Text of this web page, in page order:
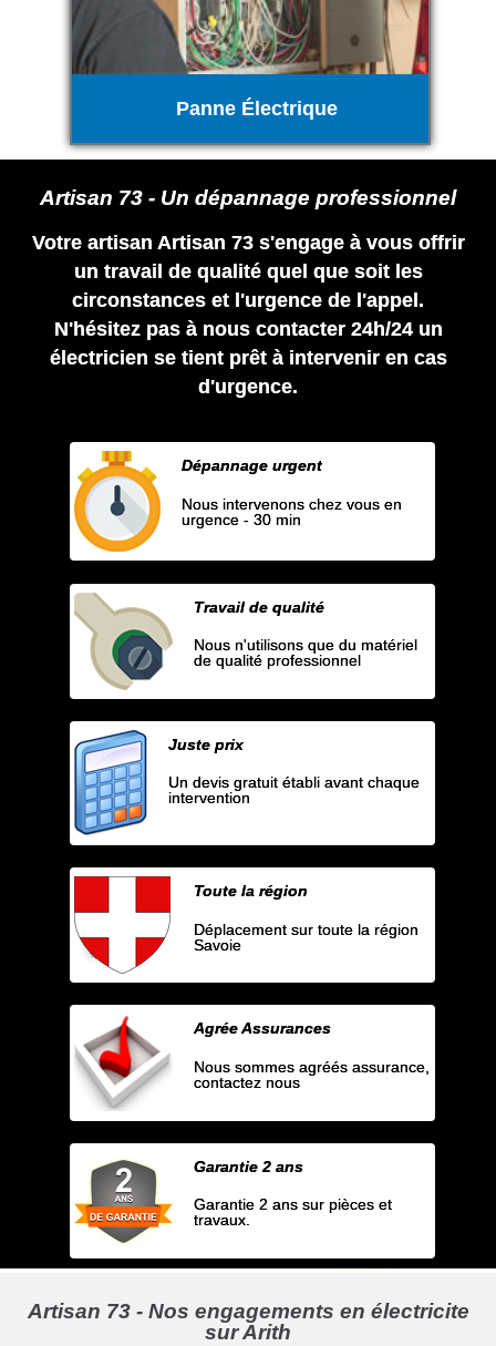
Panne Électrique
Artisan 73 - Un dépannage professionnel
Votre artisan Artisan 73 s'engage à vous offrir
un travail de qualité quel que soit les
circonstances et l'urgence de l'appel.
N'hésitez pas à nous contacter 24h/24 un
électricien se tient prêt à intervenir en cas
d'urgence.
Dépannage urgent
Nous intervenons chez vous en
urgence - 30 min
Travail de qualité
Nous n'utilisons que du matériel
de qualité professionnel
Juste prix
Un devis gratuit établi avant chaque
intervention
Toute la région
Déplacement sur toute la région
Savoie
Agrée Assurances
Nous sommes agréés assurance,
contactez nous
Garantie 2 ans
Garantie 2 ans sur pièces et
travaux.
Artisan 73 - Nos engagements en électricite
sur Arith